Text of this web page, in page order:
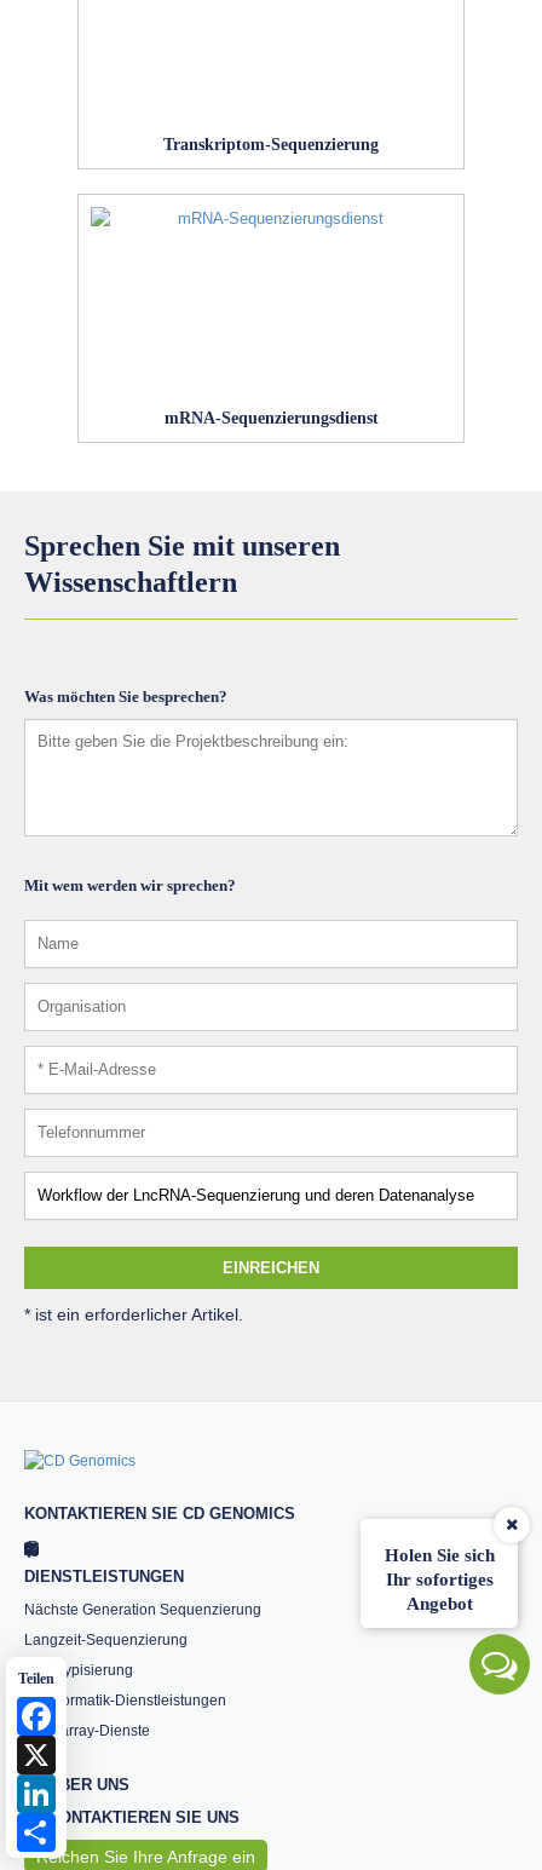
Holen Sie sich
Ihr sofortiges
Angebot
Teilen
Facebook
LinkedIn
Share
Transkriptom-Sequenzierung
mRNA-Sequenzierungsdienst
Sprechen Sie mit unseren
Wissenschaftlern
Was möchten Sie besprechen?
Mit wem werden wir sprechen?
EINREICHEN
* ist ein erforderlicher Artikel.
KONTAKTIEREN SIE CD GENOMICS
DIENSTLEISTUNGEN
Nächste Generation Sequenzierung
Langzeit-Sequenzierung
Genotypisierung
Bioinformatik-Dienstleistungen
Mikroarray-Dienste
ÜBER UNS
KONTAKTIEREN SIE UNS
Reichen Sie Ihre Anfrage ein